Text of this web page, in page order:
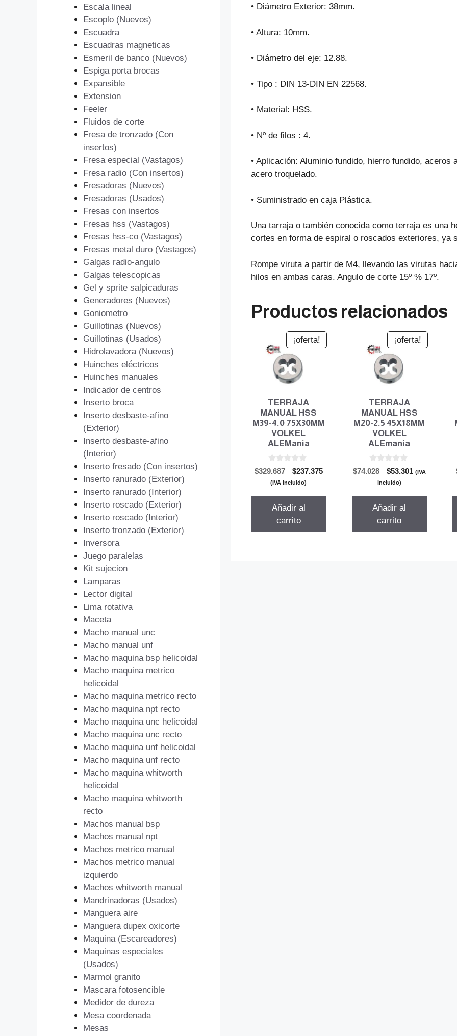
• Diámetro Exterior: 38mm.
• Altura: 10mm.
• Diámetro del eje: 12.88.
• Tipo : DIN 13-DIN EN 22568.
• Material: HSS.
• Nº de filos : 4.
• Aplicación: Aluminio fundido, hierro fundido, aceros
acero troquelado.
• Suministrado en caja Plástica.
Una tarraja o también conocida como terraja es una
cortes en forma de espiral o roscados exteriores, ya
Rompe viruta a partir de M4, llevando las virutas
hilos en ambas caras. Angulo de corte 15º % 17º.
Productos relacionados
¡oferta!
TERRAJA
MANUAL HSS
M39-4.0 75X30MM
VOLKEL
ALEMania
0
d
e
$329.687
El
precio
era:
$237.375El
(IVA incluido)
Añadir al
carrito
¡oferta!
TERRAJA
MANUAL HSS
M20-2.5 45X18MM
VOLKEL
ALEmania
0
d
$74.028
El
precio
era:
$53.301 El
(IVA
incluido)
Añadir al
carrito
Escala lineal
Escoplo (Nuevos)
Escuadra
Escuadras magneticas
Esmeril de banco (Nuevos)
Espiga porta brocas
Expansible
Extension
Feeler
Fluidos de corte
Fresa de tronzado (Con
insertos)
Fresa especial (Vastagos)
Fresa radio (Con insertos)
Fresadoras (Nuevos)
Fresadoras (Usados)
Fresas con insertos
Fresas hss (Vastagos)
Fresas hss-co (Vastagos)
Fresas metal duro (Vastagos)
Galgas radio-angulo
Galgas telescopicas
Gel y sprite salpicaduras
Generadores (Nuevos)
Goniometro
Guillotinas (Nuevos)
Guillotinas (Usados)
Hidrolavadora (Nuevos)
Huinches eléctricos
Huinches manuales
Indicador de centros
Inserto broca
Inserto desbaste-afino
(Exterior)
Inserto desbaste-afino
(Interior)
Inserto fresado (Con insertos)
Inserto ranurado (Exterior)
Inserto ranurado (Interior)
Inserto roscado (Exterior)
Inserto roscado (Interior)
Inserto tronzado (Exterior)
Inversora
Juego paralelas
Kit sujecion
Lamparas
Lector digital
Lima rotativa
Maceta
Macho manual unc
Macho manual unf
Macho maquina bsp helicoidal
Macho maquina metrico
helicoidal
Macho maquina metrico recto
Macho maquina npt recto
Macho maquina unc helicoidal
Macho maquina unc recto
Macho maquina unf helicoidal
Macho maquina unf recto
Macho maquina whitworth
helicoidal
Macho maquina whitworth
recto
Machos manual bsp
Machos manual npt
Machos metrico manual
Machos metrico manual
izquierdo
Machos whitworth manual
Mandrinadoras (Usados)
Manguera aire
Manguera dupex oxicorte
Maquina (Escareadores)
Maquinas especiales
(Usados)
Marmol granito
Mascara fotosencible
Medidor de dureza
Mesa coordenada
Mesas